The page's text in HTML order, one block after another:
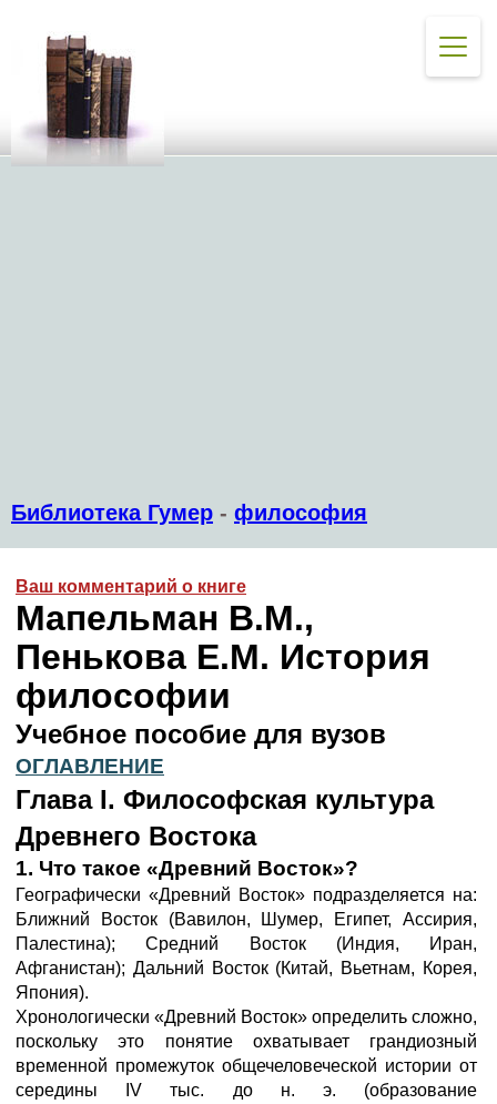
Библиотека Гумер - философия
Ваш комментарий о книге
Мапельман В.М.,
Пенькова Е.М. История
философии
Учебное пособие для вузов
ОГЛАВЛЕНИЕ
Глава I. Философская культура
Древнего Востока
1. Что такое «Древний Восток»?
Географически «Древний Восток» подразделяется на:
Ближний Восток (Вавилон, Шумер, Египет, Ассирия,
Палестина); Средний Восток (Индия, Иран,
Афганистан); Дальний Восток (Китай, Вьетнам, Корея,
Япония).
Хронологически «Древний Восток» определить сложно,
поскольку это понятие охватывает грандиозный
временной промежуток общечеловеческой истории от
середины IV тыс. до н. э. (образование